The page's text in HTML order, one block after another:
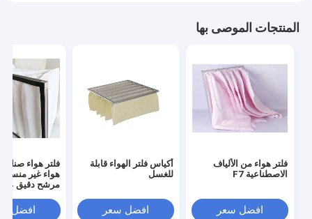
المنتجات الموصى بها
فلتر هواء من الألياف
الاصطناعية F7
افضل سعر
أكياس فلتر الهواء قابلة
للغسل
افضل سعر
فلتر هواء
هواء غير
مرشح دقيق G4
افضل